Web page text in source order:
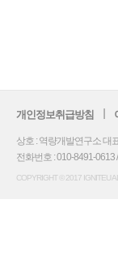
개인정보취급방침
상호 : 역량개발연구소 대
전화번호 : 010-8491-0613
COPYRIGHT © 2017 IGNITEU